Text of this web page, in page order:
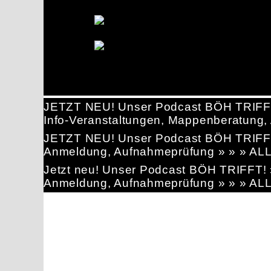
JETZT NEU! Unser Podcast BÖH
Info-Veranstaltungen,
JETZT NEU! Unser Podcast BÖH
Anmeldung, Aufnahmeprüfung » » »
Jetzt neu! Unser Podcast BÖH TRIFFT!
Anmeldung, Aufnahmeprüfung » » »